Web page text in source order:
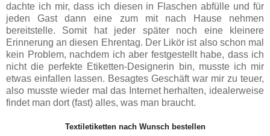
dachte ich mir, dass ich diesen in Flaschen abfülle und für
jeden Gast dann eine zum mit nach Hause nehmen
bereitstelle. Somit hat jeder später noch eine kleinere
Erinnerung an diesen Ehrentag. Der Likör ist also schon mal
kein Problem, nachdem ich aber festgestellt habe, dass ich
nicht die perfekte Etiketten-Designerin bin, musste ich mir
etwas einfallen lassen. Besagtes Geschäft war mir zu teuer,
also musste wieder mal das Internet herhalten, idealerweise
findet man dort (fast) alles, was man braucht.
Textiletiketten nach Wunsch bestellen